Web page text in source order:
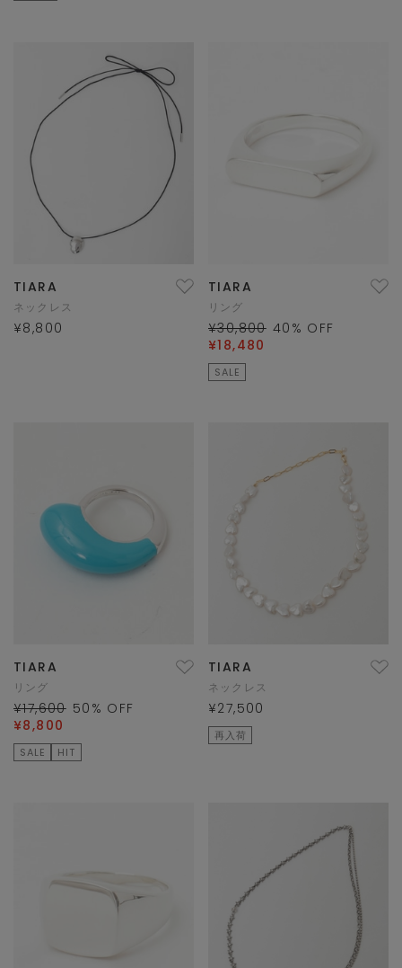
TIARA
ネックレス
¥8,800
TIARA
リング
¥30,800 40 % OFF
¥18,480
SALE
TIARA
リング
¥17,600 50 % OFF
¥8,800
SALE HIT
TIARA
ネックレス
¥27,500
再入荷